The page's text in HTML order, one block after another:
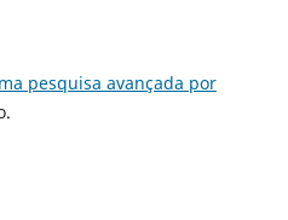
pesquisa avançada por